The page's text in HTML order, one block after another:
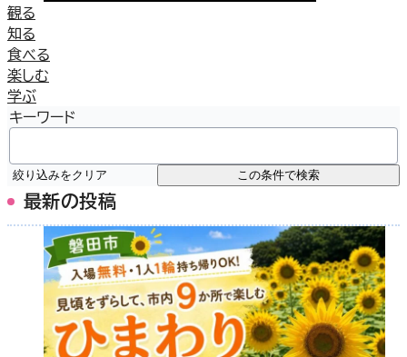
観る
知る
食べる
楽しむ
学ぶ
キーワード
絞り込みをクリア この条件で検索
最新の投稿